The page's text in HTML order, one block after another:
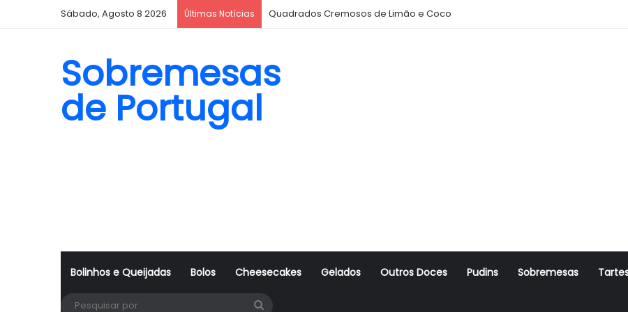
Sábado, Agosto 8 2026 Últimas Notícias Biscoito Amanteigado
Sobremesas
de Portugal
Bolinhos e Queijadas Bolos Cheesecakes Gelados Outros Doces Pudins Sobremesas